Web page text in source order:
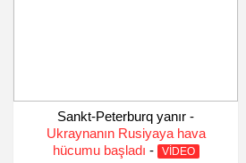
Sankt-Peterburq yanır -
Ukraynanın Rusiyaya hava
hücumu başladı - VİDEO